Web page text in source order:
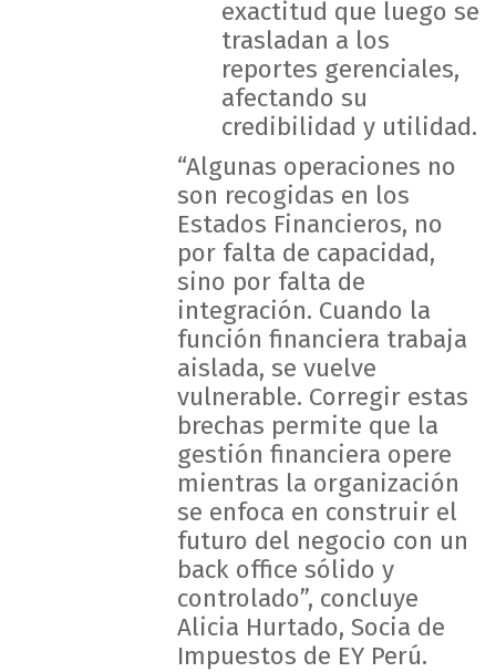
exactitud que luego se
trasladan a los
reportes gerenciales,
afectando su
credibilidad y utilidad.
“Algunas operaciones no
son recogidas en los
Estados Financieros, no
por falta de capacidad,
sino por falta de
integración. Cuando la
función financiera trabaja
aislada, se vuelve
vulnerable. Corregir estas
brechas permite que la
gestión financiera opere
mientras la organización
se enfoca en construir el
futuro del negocio con un
back office sólido y
controlado”, concluye
Alicia Hurtado, Socia de
Impuestos de EY Perú.